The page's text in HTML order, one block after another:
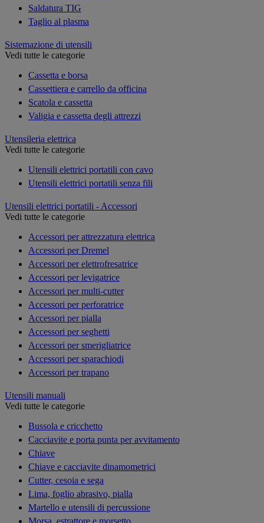
Saldatura TIG
Taglio al plasma
Sistemazione di utensili
Vedi tutte le categorie
Cassetta e borsa
Cassettiera e carrello da officina
Scatola e cassetta
Valigia e cassetta degli attrezzi
Utensileria elettrica
Vedi tutte le categorie
Utensili elettrici portatili con cavo
Utensili elettrici portatili senza fili
Utensili elettrici portatili - Accessori
Vedi tutte le categorie
Accessori per attrezzatura elettrica
Accessori per Dremel
Accessori per elettrofresatrice
Accessori per levigatrice
Accessori per multi-cutter
Accessori per perforatrice
Accessori per pialla
Accessori per seghetti
Accessori per smerigliatrice
Accessori per sparachiodi
Accessori per trapano
Utensili manuali
Vedi tutte le categorie
Bussola e cricchetto
Cacciavite e porta punta per avvitamento
Chiave
Chiave e cacciavite dinamometrici
Cutter, cesoia e sega
Lima, foglio abrasivo, pialla
Martello e utensili di percussione
Morsa, estrattore e morsetto